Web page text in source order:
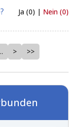
Ja (0) | Nein (0)
> >>